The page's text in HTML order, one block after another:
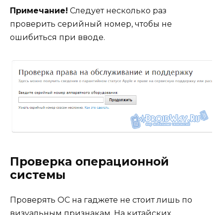
Примечание! Следует несколько раз
проверить серийный номер, чтобы не
ошибиться при вводе.
Проверка операционной
системы
Проверять ОС на гаджете не стоит лишь по